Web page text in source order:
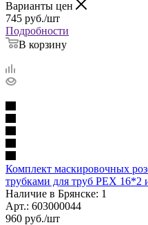
Варианты цен
745 руб./шт
Подробности
В корзину
Комплект маскировочных
трубками для труб PEX 16*2
Наличие в Брянске: 1
Арт.: 603000044
960 руб./шт